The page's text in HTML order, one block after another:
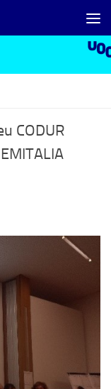
CODUR